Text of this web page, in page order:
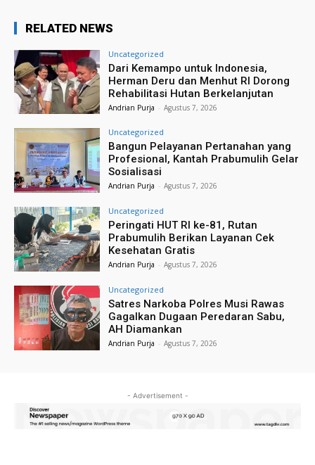
RELATED NEWS
Uncategorized
Dari Kemampo untuk Indonesia,
Herman Deru dan Menhut RI Dorong
Rehabilitasi Hutan Berkelanjutan
Andrian Purja - Agustus 7, 2026
Uncategorized
Bangun Pelayanan Pertanahan yang
Profesional, Kantah Prabumulih Gelar
Sosialisasi
Andrian Purja - Agustus 7, 2026
Uncategorized
Peringati HUT RI ke-81, Rutan
Prabumulih Berikan Layanan Cek
Kesehatan Gratis
Andrian Purja - Agustus 7, 2026
Uncategorized
Satres Narkoba Polres Musi Rawas
Gagalkan Dugaan Peredaran Sabu,
AH Diamankan
Andrian Purja - Agustus 7, 2026
- Advertisement -